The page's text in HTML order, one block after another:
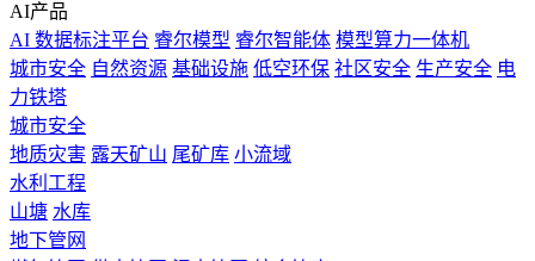
AI产品
AI 数据标注平台 睿尔模型 睿尔智能体 模型算力一体机
城市安全 自然资源 基础设施 低空环保 社区安全 生产安全 电
力铁塔
城市安全
地质灾害 露天矿山 尾矿库 小流域
水利工程
山塘 水库
地下管网